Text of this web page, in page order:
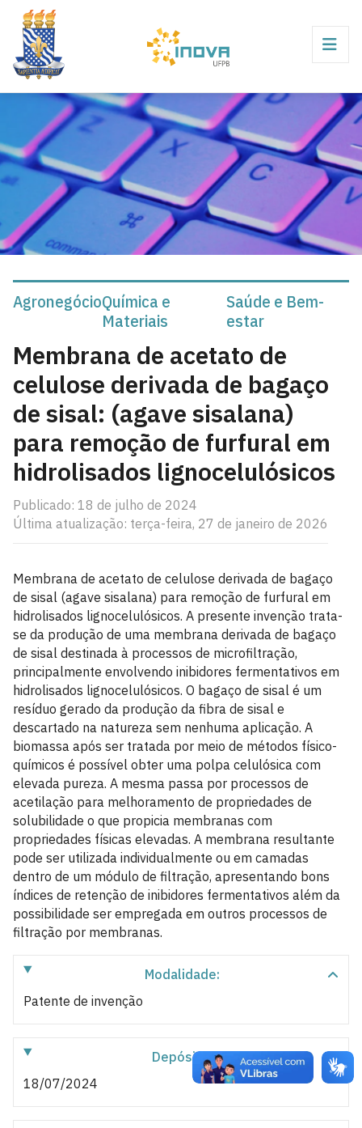
AgronegócioQuímica e
Materiais
Saúde e Bem-
estar
Membrana de acetato de
celulose derivada de bagaço
de sisal: (agave sisalana)
para remoção de furfural em
hidrolisados lignocelulósicos
Publicado: 18 de julho de 2024
Última atualização: terça-feira, 27 de janeiro de 2026
Membrana de acetato de celulose derivada de bagaço
de sisal (agave sisalana) para remoção de furfural em
hidrolisados lignocelulósicos. A presente invenção trata-
se da produção de uma membrana derivada de bagaço
de sisal destinada à processos de microfiltração,
principalmente envolvendo inibidores fermentativos em
hidrolisados lignocelulósicos. O bagaço de sisal é um
resíduo gerado da produção da fibra de sisal e
descartado na natureza sem nenhuma aplicação. A
biomassa após ser tratada por meio de métodos físico-
químicos é possível obter uma polpa celulósica com
elevada pureza. A mesma passa por processos de
acetilação para melhoramento de propriedades de
solubilidade o que propicia membranas com
propriedades físicas elevadas. A membrana resultante
pode ser utilizada individualmente ou em camadas
dentro de um módulo de filtração, apresentando bons
índices de retenção de inibidores fermentativos além da
possibilidade ser empregada em outros processos de
filtração por membranas.
Modalidade:
Patente de invenção
Depósito:
18/07/2024